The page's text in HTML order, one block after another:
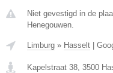
Niet gevestigd in de
Henegouwen.
Limburg » Hasselt
Kapelstraat 38, 3500